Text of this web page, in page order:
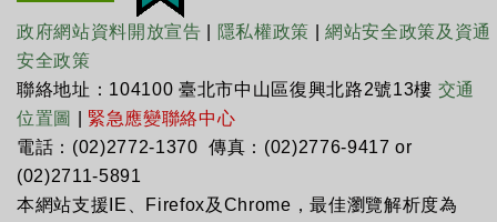
政府網站資料開放宣告 隱私權政策 |網站安全政策及資通
安全政策
聯絡地址：104100 臺北市中山區復興北路2號13樓 交通
位置圖
緊急應變聯絡中心
電話：(02)2772-1370 傳真：(02)2776-9417 or
(02)2711-5891
本網站支援IE、Firefox及Chrome，最佳瀏覽解析度為